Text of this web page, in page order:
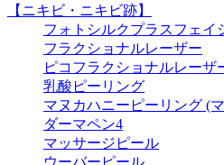
【ニキビ・ニキビ跡】
フォトシルクプラスフェイ
フラクショナルレーザー
ピコフラクショナルレーザ
乳酸ピーリング
マヌカハニーピーリング (
ダーマペン4
マッサージピール
ウーバーピール